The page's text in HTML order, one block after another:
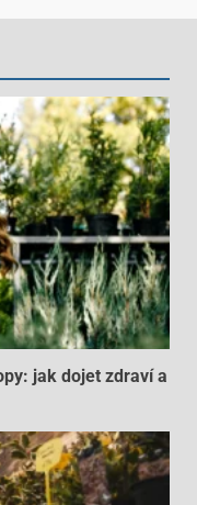
jak dojet zdraví a